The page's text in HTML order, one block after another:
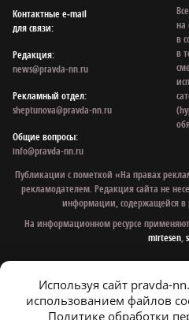
Контактные e‑mail
для связи:
Редакция:
news@pravda-nn.ru
Рекламный отдел:
sheptunova@pravda-nn.ru
Общие вопросы:
info@pravda-nn.ru
на
в
в
Публикации с пометкой «На правах
рекламодателем. Редакция сайта не
информации, содержащейся в
На информационном ресурсе
mirtesen,
© 1997 - 2026 Газета
Политика
Используя сайт pravda-
использованием файлов
Политике обработки